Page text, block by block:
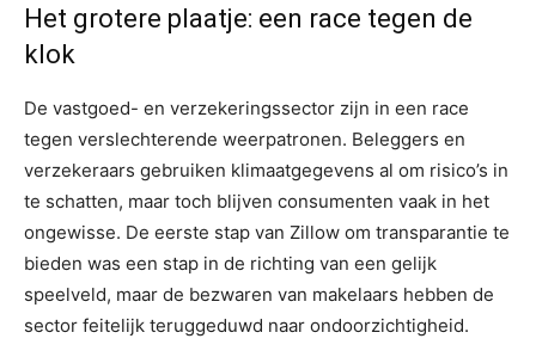
Het grotere plaatje: een race tegen de
klok
De vastgoed- en verzekeringssector zijn in een race
tegen verslechterende weerpatronen. Beleggers en
verzekeraars gebruiken klimaatgegevens al om risico’s in
te schatten, maar toch blijven consumenten vaak in het
ongewisse. De eerste stap van Zillow om transparantie te
bieden was een stap in de richting van een gelijk
speelveld, maar de bezwaren van makelaars hebben de
sector feitelijk teruggeduwd naar ondoorzichtigheid.